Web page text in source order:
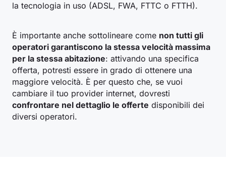
la tecnologia in uso (ADSL, FWA, FTTC o FTTH).
È importante anche sottolineare come non tutti gli
operatori garantiscono la stessa velocità massima
per la stessa abitazione: attivando una specifica
offerta, potresti essere in grado di ottenere una
maggiore velocità. È per questo che, se vuoi
cambiare il tuo provider internet, dovresti
confrontare nel dettaglio le offerte disponibili dei
diversi operatori.